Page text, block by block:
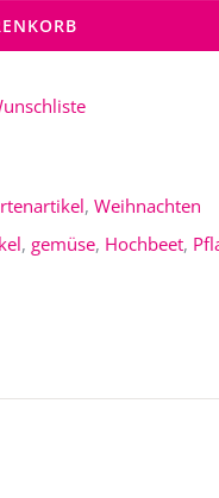
, Weihnachten
, gemüse, Hochbeet,